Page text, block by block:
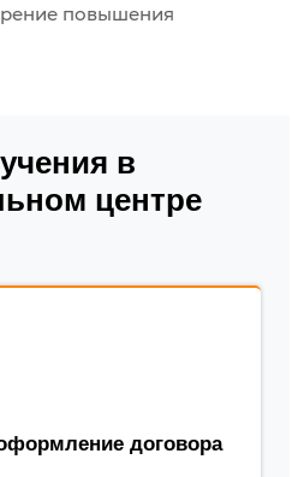
повышения
в
центре
договора